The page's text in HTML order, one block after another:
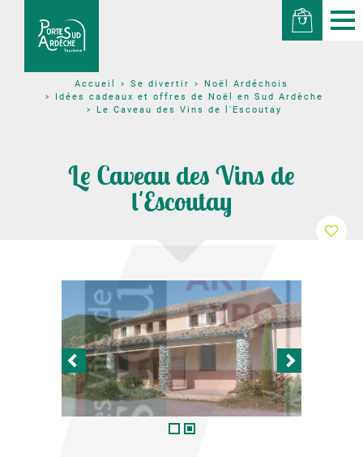
Accueil Se divertir
Noël Ardéchois
Idées cadeaux et offres de Noël en Sud Ardèche
Le Caveau des Vins de l'Escoutay
Le Caveau des Vins de
l'Escoutay